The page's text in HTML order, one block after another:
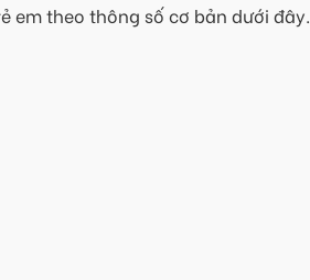
em theo thông số cơ bản dưới đây.